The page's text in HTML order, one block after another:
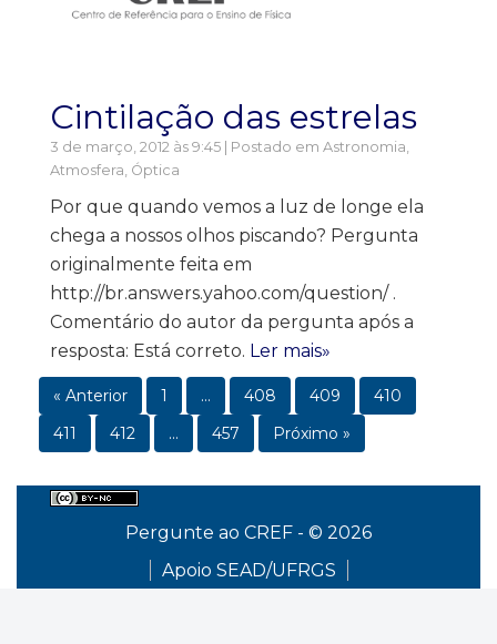
Cintilação das estrelas
3 de março, 2012 às 9:45 | Postado em Astronomia
Atmosfera Óptica
Por que quando vemos a luz de longe ela
chega a nossos olhos piscando? Pergunta
originalmente feita em
http://br.answers.yahoo.com/question/ .
Comentário do autor da pergunta após a
resposta: Está correto. Ler mais»
« Anterior 1 … 408 409
410
411
412 … 457 Próximo »
Pergunte ao CREF - © 2026
Apoio SEAD/UFRGS